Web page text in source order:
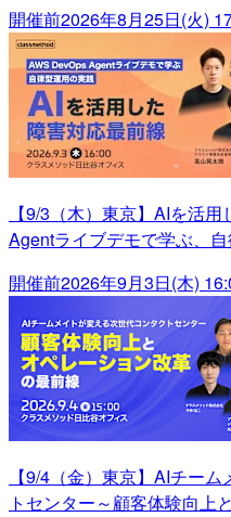
開催前2026年8月25日(火)
【9/3（木）東京】AIを活
Agentライブデモで学ぶ、
開催前2026年9月3日(木)
【9/4（金）東京】AIチー
トセンター～顧客体験向上